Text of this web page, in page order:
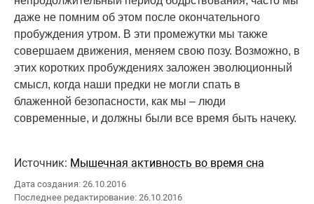
даже не помним об этом после окончательного
пробуждения утром. В эти промежутки мы также
совершаем движения, меняем свою позу. Возможно, в
этих коротких пробуждениях заложен эволюционный
смысл, когда наши предки не могли спать в
блаженной безопасности, как мы – люди
современные, и должны были все время быть начеку.
Источник: Мышечная активность во время сна
Дата создания: 26.10.2016
Последнее редактирование: 26.10.2016